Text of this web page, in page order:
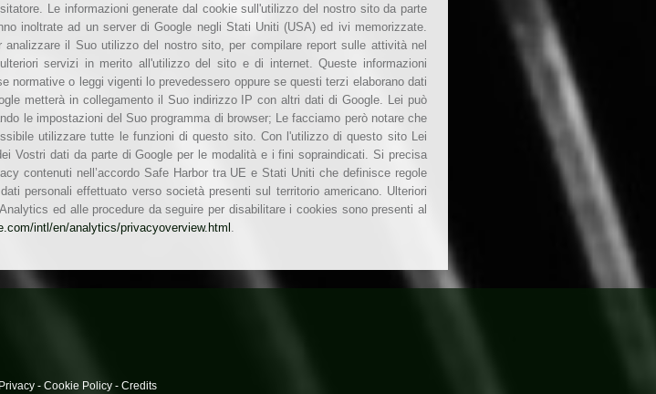
Le informazioni generate dal cookie sull'utilizzo del nostro sito da parte
inoltrate ad un server di Google negli Stati Uniti (USA) ed ivi memorizzate.
analizzare il Suo utilizzo del nostro sito, per compilare report sulle attività nel
servizi in merito all'utilizzo del sito e di internet. Queste informazioni
normative o leggi vigenti lo prevedessero oppure se questi terzi elaborano dati
metterà in collegamento il Suo indirizzo IP con altri dati di Google. Lei può
le impostazioni del Suo programma di browser; Le facciamo però notare che
utilizzare tutte le funzioni di questo sito. Con l'utilizzo di questo sito Lei
Vostri dati da parte di Google per le modalità e i fini sopraindicati. Si precisa
contenuti nell’accordo Safe Harbor tra UE e Stati Uniti che definisce regole
personali effettuato verso società presenti sul territorio americano. Ulteriori
ed alle procedure da seguire per disabilitare i cookies sono presenti al
intl/en/analytics/privacyoverview.html
Privacy- Cookie Policy- Credits